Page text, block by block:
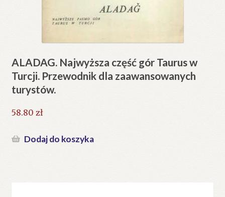
ALADAG. Najwyższa część gór Taurus w
Turcji. Przewodnik dla zaawansowanych
turystów.
58.80 zł
Dodaj do koszyka